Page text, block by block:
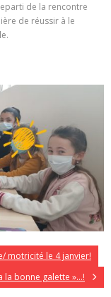
de la rencontre
de réussir à le
motricité le 4 janvier!
la bonne galette »…!